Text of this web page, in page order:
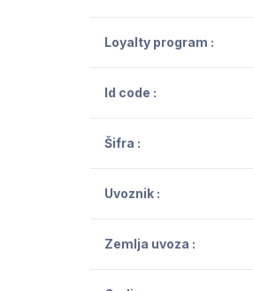
Loyalty program :
Id code :
Šifra :
Uvoznik :
Zemlja uvoza :